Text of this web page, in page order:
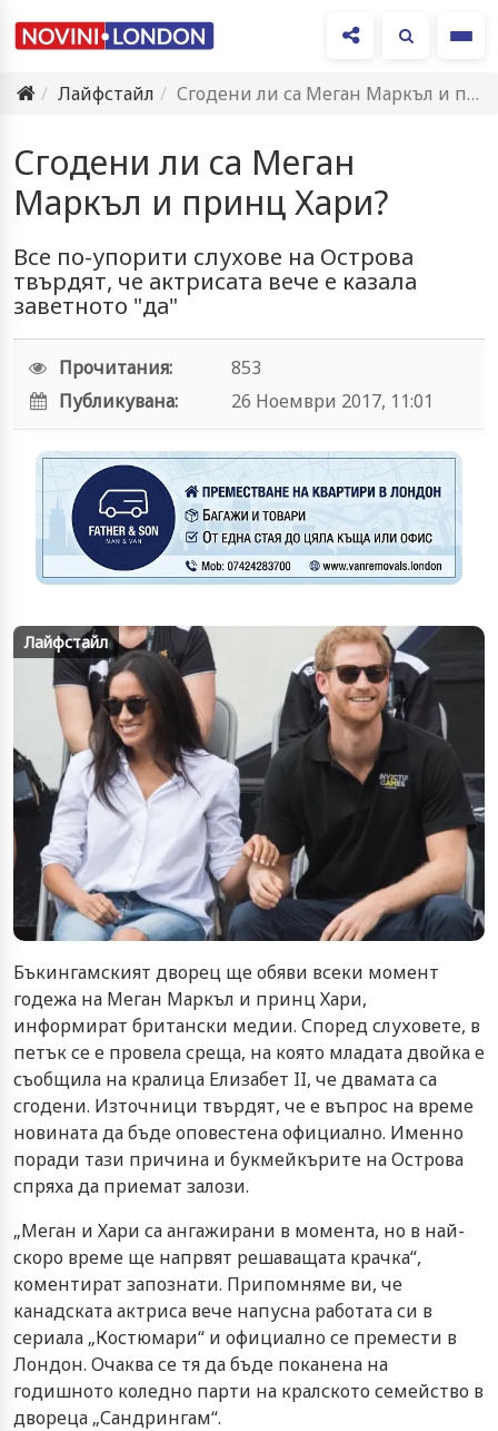
Лайфстайл
Сгодени ли са Меган Маркъл и принц Хари?
Сгодени ли са Меган
Маркъл и принц Хари?
Все по-упорити слухове на Острова
твърдят, че актрисата вече е казала
заветното "да"
Прочитания:
853
Публикувана:
26 Ноември 2017, 11:01
Лайфстайл
Бъкингамският дворец ще обяви всеки момент
годежа на Меган Маркъл и принц Хари,
информират британски медии. Според слуховете, в
петък се е провела среща, на която младата двойка е
съобщила на кралица Елизабет II, че двамата са
сгодени. Източници твърдят, че е въпрос на време
новината да бъде оповестена официално. Именно
поради тази причина и букмейкърите на Острова
спряха да приемат залози.
„Меган и Хари са ангажирани в момента, но в най-
скоро време ще напрвят решаващата крачка“,
коментират запознати. Припомняме ви, че
канадската актриса вече напусна работата си в
сериала „Костюмари“ и официално се премести в
Лондон. Очаква се тя да бъде поканена на
годишното коледно парти на кралското семейство в
двореца „Сандрингам“.